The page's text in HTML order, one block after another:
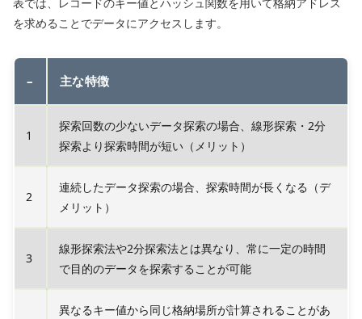
表では、レコードのキー値とハッシュ関数を用いて格納アドレス
を求めることでデータにアクセスします。
– 主な特徴
1
探索回数の少ないデータ探索の場合、線形探索・2分
探索より探索時間が短い（メリット）
2
連続したデータ探索の場合、探索時間が長くなる（デ
メリット）
3
線形探索法や2分探索法とは異なり、常に一定の時間
で目的のデータを探索することが可能
異なるキー値から同じ格納場所が計算されることがあ